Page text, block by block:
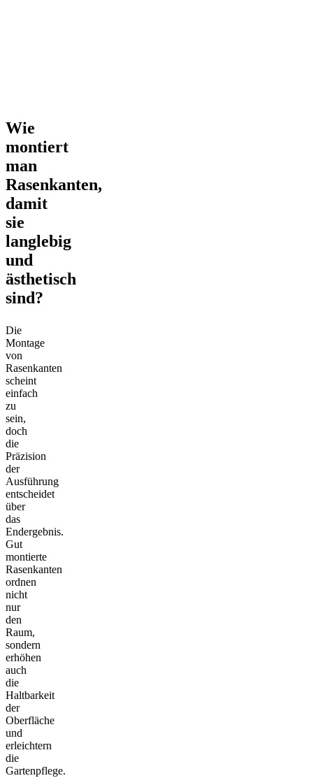
Wie
montiert
man
Rasenkanten,
damit
sie
langlebig
und
ästhetisch
sind?
Die
Montage
von
Rasenkanten
scheint
einfach
zu
sein,
doch
die
Präzision
der
Ausführung
entscheidet
über
das
Endergebnis.
Gut
montierte
Rasenkanten
ordnen
nicht
nur
den
Raum,
sondern
erhöhen
auch
die
Haltbarkeit
der
Oberfläche
und
erleichtern
die
Gartenpflege.